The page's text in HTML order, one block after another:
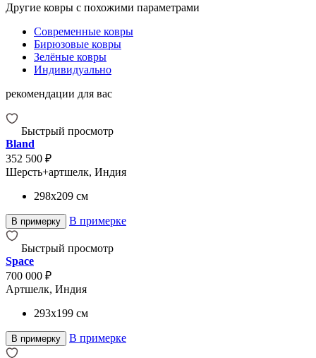
Другие ковры с похожими параметрами
Современные ковры
Бирюзовые ковры
Зелёные ковры
Индивидуально
рекомендации для вас
Быстрый просмотр
Bland
352 500 ₽
Шерсть+артшелк, Индия
298x209 см
В примерку В примерке
Быстрый просмотр
Space
700 000 ₽
Артшелк, Индия
293x199 см
В примерку В примерке